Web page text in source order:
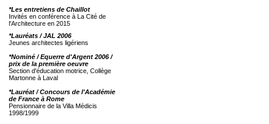
*Les entretiens de Chaillot
Invités en conférence à La Cité de
l'Architecture en 2015
*Lauréats / JAL 2006
Jeunes architectes ligériens
*Nominé / Equerre d'Argent 2006 /
prix de la première oeuvre
Section d'éducation motrice, Collège
Martonne à Laval
*Lauréat / Concours de l'Académie
de France à Rome
Pensionnaire de la Villa Médicis
1998/1999